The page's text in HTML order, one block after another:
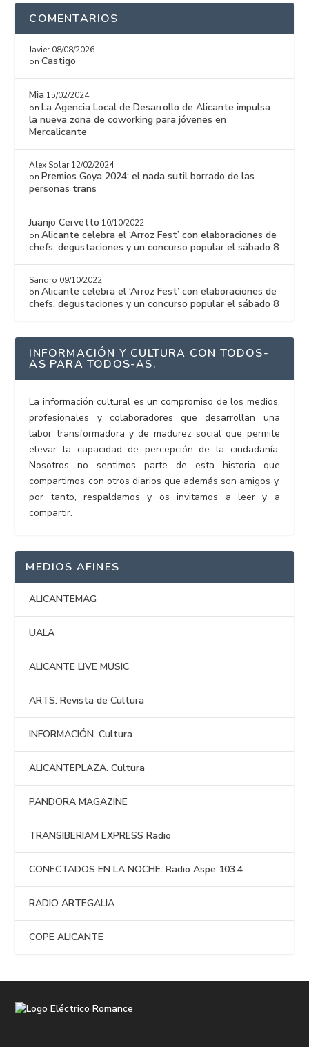
COMENTARIOS
Javier 08/08/2026
onCastigo
Mia 15/02/2024
on La Agencia Local de Desarrollo de Alicante impulsa
la nueva zona de coworking para jóvenes en
Mercalicante
Alex Solar 12/02/2024
on Premios Goya 2024: el nada sutil borrado de las
personas trans
Juanjo Cervetto 10/10/2022
onAlicante celebra el ‘Arroz Fest’ con elaboraciones de
chefs, degustaciones y un concurso popular el sábado 8
Sandro 09/10/2022
onAlicante celebra el ‘Arroz Fest’ con elaboraciones de
chefs, degustaciones y un concurso popular el sábado 8
INFORMACIÓN Y CULTURA CON TODOS-
AS PARA TODOS-AS.
La información cultural es un compromiso de los medios,
profesionales y colaboradores que desarrollan una
labor transformadora y de madurez social que permite
elevar la capacidad de percepción de la ciudadanía.
Nosotros no sentimos parte de esta historia que
compartimos con otros diarios que además son amigos y,
por tanto, respaldamos y os invitamos a leer y a
compartir.
MEDIOS AFINES
ALICANTEMAG
UALA
ALICANTE LIVE MUSIC
ARTS. Revista de Cultura
INFORMACIÓN. Cultura
ALICANTEPLAZA. Cultura
PANDORA MAGAZINE
TRANSIBERIAM EXPRESS Radio
CONECTADOS EN LA NOCHE. Radio Aspe 103.4
RADIO ARTEGALIA
COPE ALICANTE